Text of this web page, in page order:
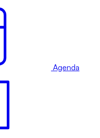
Agenda